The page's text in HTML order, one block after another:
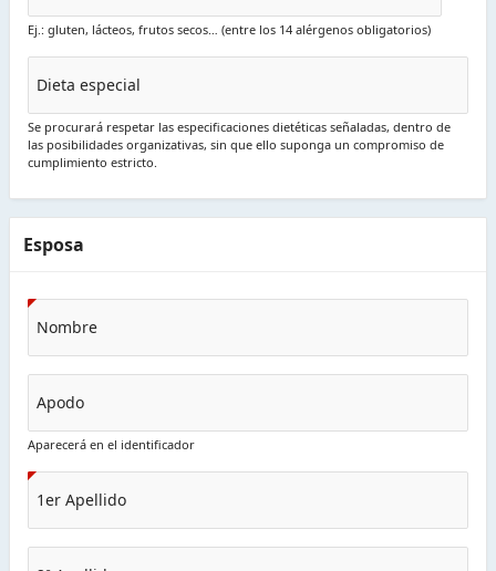
Ej.: gluten, lácteos, frutos secos… (entre los 14 alérgenos obligatorios)
Dieta especial
Se procurará respetar las especificaciones dietéticas señaladas, dentro de
las posibilidades organizativas, sin que ello suponga un compromiso de
cumplimiento estricto.
Esposa
Nombre
Apodo
Aparecerá en el identificador
1er Apellido